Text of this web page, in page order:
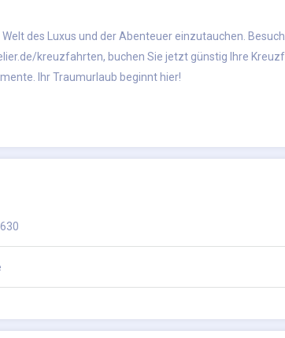
des Luxus und der Abenteuer einzutauchen.
kreuzfahrten, buchen Sie jetzt günstig Ihre
Ihr Traumurlaub beginnt hier!